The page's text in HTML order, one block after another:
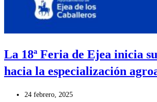
La 18ª Feria de Ejea inicia
hacia la especialización
Publicación
24 febrero, 2025